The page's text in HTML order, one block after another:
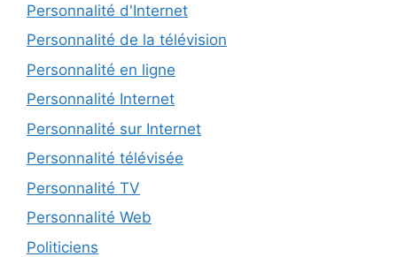
Personnalité d'Internet
Personnalité de la télévision
Personnalité en ligne
Personnalité Internet
Personnalité sur Internet
Personnalité télévisée
Personnalité TV
Personnalité Web
Politiciens